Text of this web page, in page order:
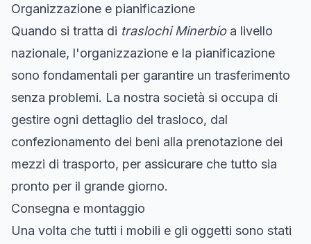
Organizzazione e pianificazione
Quando si tratta di traslochi Minerbioa livello
nazionale, l'organizzazione e la pianificazione
sono fondamentali per garantire un trasferimento
senza problemi. La nostra società si occupa di
gestire ogni dettaglio del trasloco, dal
confezionamento dei beni alla prenotazione dei
mezzi di trasporto, per assicurare che tutto sia
pronto per il grande giorno.
Consegna e montaggio
Una volta che tutti i mobili e gli oggetti sono stati